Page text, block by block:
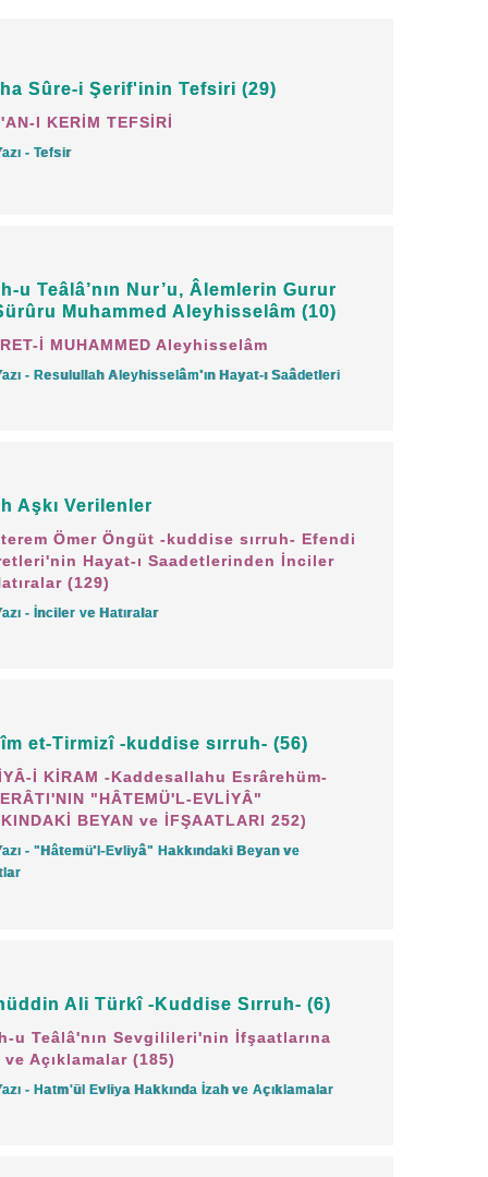
282)
olduğu için ilimleri kesbî değil
âlemin en faziletlisidir. Allah-u Teâlâ
'O'na inandık, hepsi Rabb'imizin
ancak akl-ı selim sahipleri
7)
derinleşmiş olanlar ve müminler,
önce indirilene iman ederler."
o mevkiye ve o şöhrete
hakiki âlimlerdir.
canlılığıdır. Dinin esasları olan ilâhi
Sûre-i Şerif'inin Tefsiri (29)
I KERİM TEFSİRİ
- Tefsir
u Teâlâ’nın Nur’u, Âlemlerin Gurur
Muhammed Aleyhisselâm (10)
İ MUHAMMED Aleyhisselâm
- Resulullah Aleyhisselâm'ın Hayat-ı Saâdetleri
Aşkı Verilenler
Ömer Öngüt -kuddise sırruh- Efendi
Hayat-ı Saadetlerinden İnciler
(129)
- İnciler ve Hatıralar
et-Tirmizî -kuddise sırruh- (56)
İ KİRAM -Kaddesallahu Esrârehüm-
"HÂTEMÜ'L-EVLİYÂ"
BEYAN ve İFŞAATLARI 252)
- "Hâtemü'l-Evliyâ" Hakkındaki Beyan ve
Ali Türkî -Kuddise Sırruh- (6)
u Teâlâ'nın Sevgilileri'nin İfşaatlarına
ve Açıklamalar (185)
- Hatm'ül Evliya Hakkında İzah ve Açıklamalar